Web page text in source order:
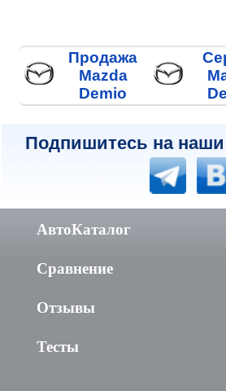
Продажа
Mazda
Demio
Подпишитесь на наши
АвтоКаталог
Сравнение
Отзывы
Тесты